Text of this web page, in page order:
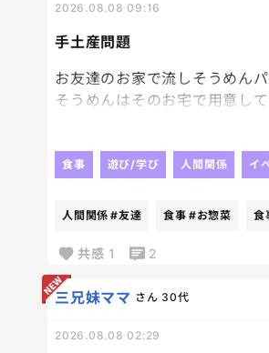
手土産問題
2026.08.08 09:16
お友達のお家で流しそうめん
そうめんはそのお宅で用意し
ちなみに小学生低学年と幼稚
流石に手作りは私も他のお家
マックのナゲットとポテトを
い！！！
食事 遊び/学び 人間関係 イ
人間関係 #友達 食事 #お惣菜 食
共感 1 2
三兄妹ママ さん 30代
2026.08.08 02:29